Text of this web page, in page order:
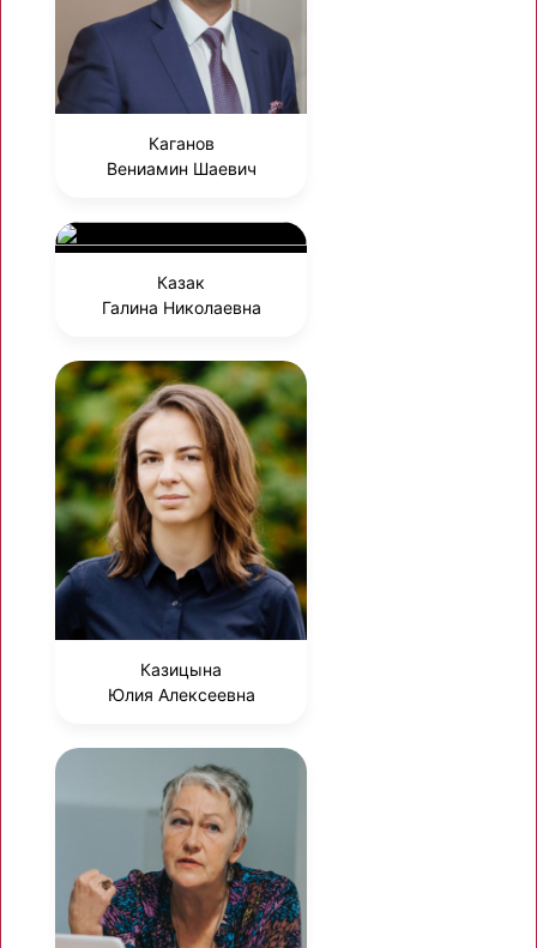
Каганов
Вениамин Шаевич
Казак
Галина Николаевна
Казицына
Юлия Алексеевна